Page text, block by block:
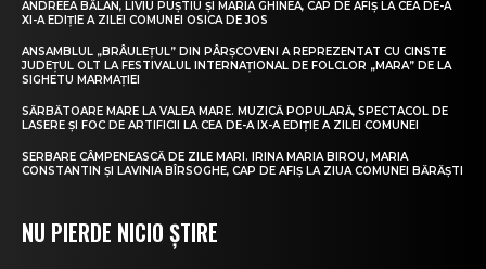
ANDREEA BĂLAN, LIVIU PUȘTIU ȘI MARIA GHINEA, CAP DE AFIȘ LA CEA DE-A
XI-A EDIȚIE A ZILEI COMUNEI OSICA DE JOS
ANSAMBLUL „BRÂULEȚUL” DIN PÂRȘCOVENI A REPREZENTAT CU CINSTE
JUDEȚUL OLT LA FESTIVALUL INTERNAȚIONAL DE FOLCLOR „MARA” DE LA
SIGHETU MARMAȚIEI
SĂRBĂTOARE MARE LA VALEA MARE. MUZICĂ POPULARĂ, SPECTACOL DE
LASERE ȘI FOC DE ARTIFICII LA CEA DE-A IX-A EDIȚIE A ZILEI COMUNEI
SERBARE CÂMPENEASCĂ DE ZILE MARI. IRINA MARIA BIROU, MARIA
CONSTANTIN ȘI LAVINIA BÎRSOGHE, CAP DE AFIȘ LA ZIUA COMUNEI BĂRĂȘTI
NU PIERDE NICIO ȘTIRE